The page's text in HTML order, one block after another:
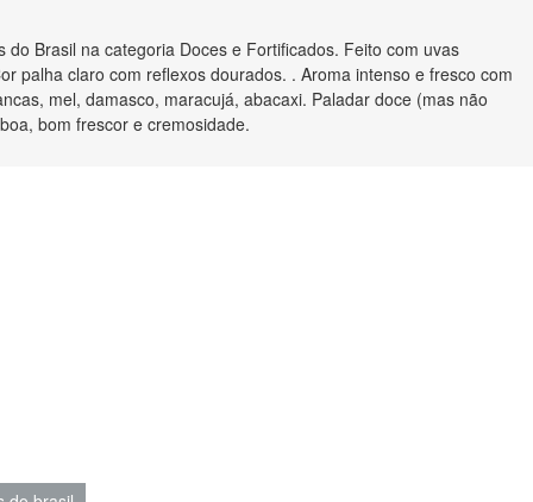
do Brasil na categoria Doces e Fortificados. Feito com uvas
palha claro com reflexos dourados. . Aroma intenso e fresco com
mel, damasco, maracujá, abacaxi. Paladar doce (mas não
bom frescor e cremosidade.